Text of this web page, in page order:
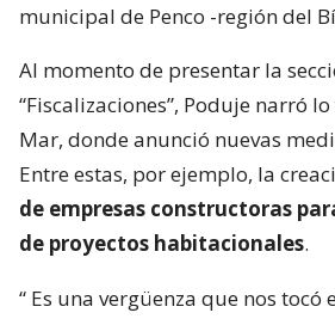
municipal de Penco -región del
Al momento de presentar la
“Fiscalizaciones”, Poduje narró
Mar, donde anunció nuevas
Entre estas, por ejemplo, la
de empresas constructoras
de proyectos habitacionales.
“ Es una vergüenza que nos tocó